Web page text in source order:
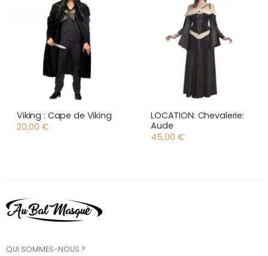
Viking : Cape de Viking
20,00 €
LOCATION: Chevalerie:
Aude
45,00 €
QUI SOMMES-NOUS ?